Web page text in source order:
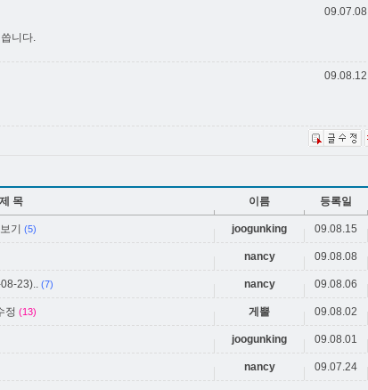
니다.
제 목 이름 등록일
기 (5) joogunking 09.08.15
nancy 09.08.08
23).. (7) nancy 09.08.06
정 (13) 게뿔 09.08.02
joogunking 09.08.01
nancy 09.07.24